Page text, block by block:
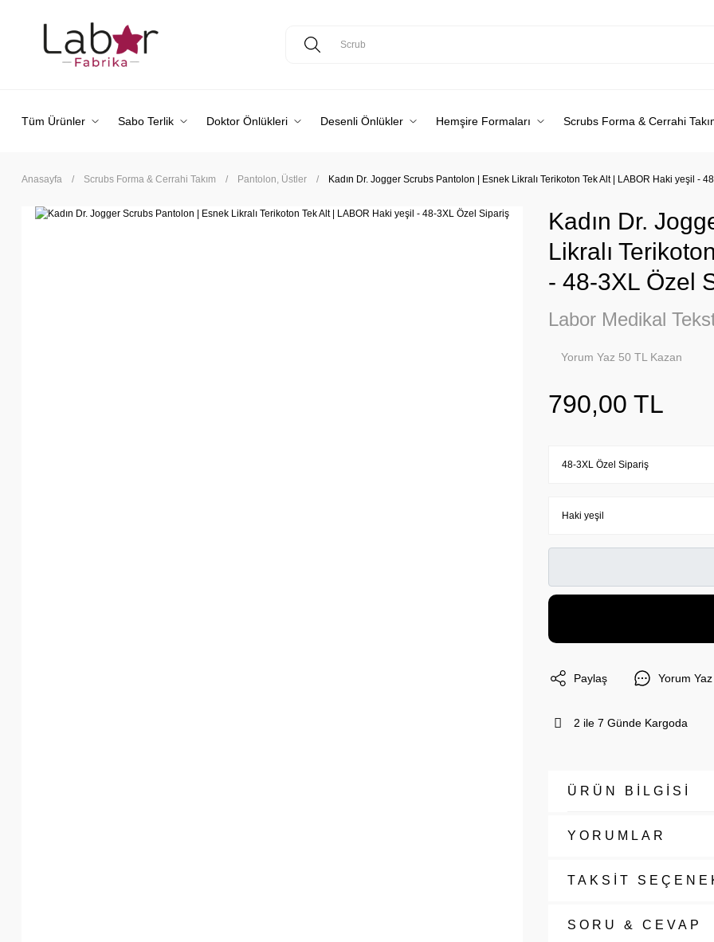
Tüm Ürünler Sabo Terlik Doktor Önlükleri Desenli Önlükler Hemşire Formaları Scrubs Forma & Cerrahi
Anasayfa Scrubs Forma & Cerrahi Takım Pantolon, Üstler Kadın Dr. Jogger Scrubs Pantolon | Esnek Likralı Terikoton Tek Alt | LABOR Haki yeşil -
Kadın Dr.
Likralı
- 48-3XL Özel
Labor Medikal
Yorum Yaz 50 TL Kazan
790,00 TL
Paylaş Yorum Yaz
2 ile 7 Günde Kargoda
ÜRÜN BİLGİSİ
YORUMLAR
TAKSİT
SORU & CEVAP